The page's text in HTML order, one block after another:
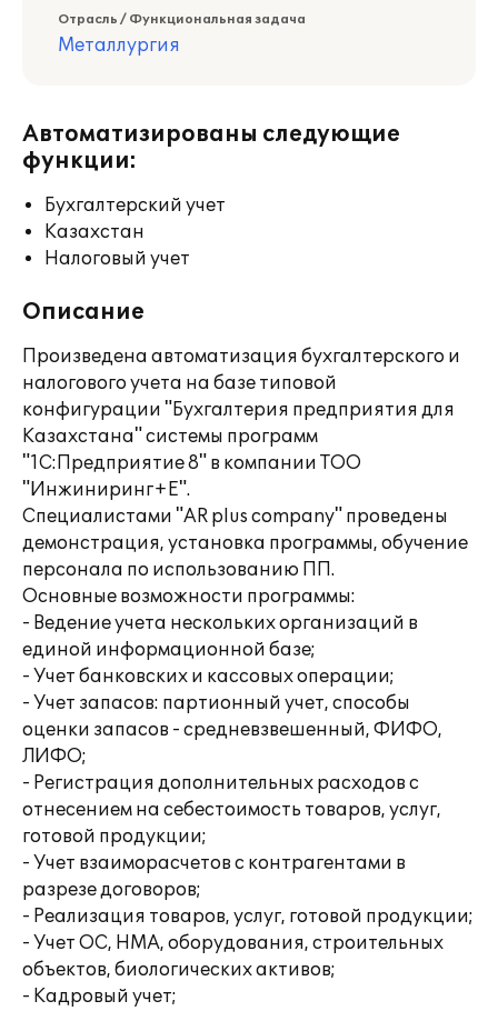
Отрасль / Функциональная задача
Металлургия
Автоматизированы следующие
функции:
Бухгалтерский учет
Казахстан
Налоговый учет
Описание
Произведена автоматизация бухгалтерского и
налогового учета на базе типовой
конфигурации "Бухгалтерия предприятия для
Казахстана" системы программ
"1С:Предприятие 8" в компании ТОО
"Инжиниринг+Е".
Специалистами "AR plus company" проведены
демонстрация, установка программы, обучение
персонала по использованию ПП.
Основные возможности программы:
- Ведение учета нескольких организаций в
единой информационной базе;
- Учет банковских и кассовых операции;
- Учет запасов: партионный учет, способы
оценки запасов - средневзвешенный, ФИФО,
ЛИФО;
- Регистрация дополнительных расходов с
отнесением на себестоимость товаров, услуг,
готовой продукции;
- Учет взаиморасчетов с контрагентами в
разрезе договоров;
- Реализация товаров, услуг, готовой продукции;
- Учет ОС, НМА, оборудования, строительных
объектов, биологических активов;
- Кадровый учет;